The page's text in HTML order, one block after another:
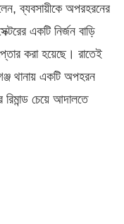
ব্যবসায়ীকে অপরহরনের
একটি নির্জন বাড়ি
করা হয়েছে। রাতেই
থানায় একটি অপহরন
চেয়ে আদালতে